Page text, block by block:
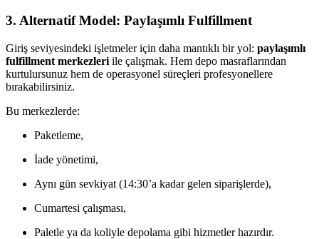
3. Alternatif Model: Paylaşımlı Fulfillment
Giriş seviyesindeki işletmeler için daha mantıklı bir yol: paylaşımlı
fulfillment merkezleri ile çalışmak. Hem depo masraflarından
kurtulursunuz hem de operasyonel süreçleri profesyonellere
bırakabilirsiniz.
Bu merkezlerde:
Paketleme,
İade yönetimi,
Aynı gün sevkiyat (14:30’a kadar gelen siparişlerde),
Cumartesi çalışması,
Paletle ya da koliyle depolama gibi hizmetler hazırdır.